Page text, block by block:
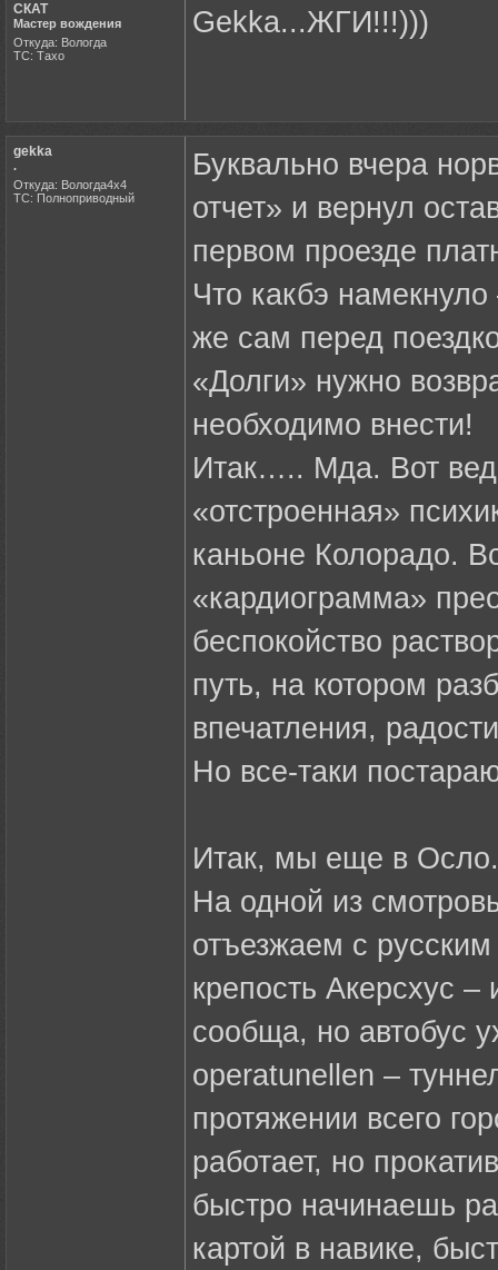
СКАТ
Мастер вождения
Откуда: Вологда
ТС: Тахо
Gekka...ЖГИ!!!)))
gekka
.
Откуда: Вологда4х4
ТС: Полноприводный
Буквально вчера
отчет» и вернул
первом проезде
Что какбэ
же сам перед
«Долги» нужно
необходимо внести!
Итак….. Мда. Вот
«отстроенная»
каньоне Колорадо.
«кардиограмма»
беспокойство
путь, на котором
впечатления,
Но все-таки
Итак, мы еще в Осло.
На одной из
отъезжаем с
крепость Акерсхус
сообща, но автобус
operatunellen –
протяжении всего
работает, но
быстро начинаешь
картой в навике,